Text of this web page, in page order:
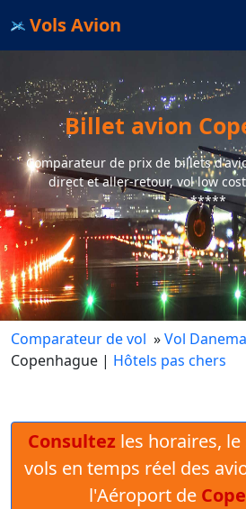
Vols Avion
Billet avion
Comparateur de prix de billets
direct et aller-retour, vol low
*****
Comparateur de vol »Vol
Copenhague | Hôtels pas chers
Consultez les horaires,
vols en temps réel des
l'Aéroport de